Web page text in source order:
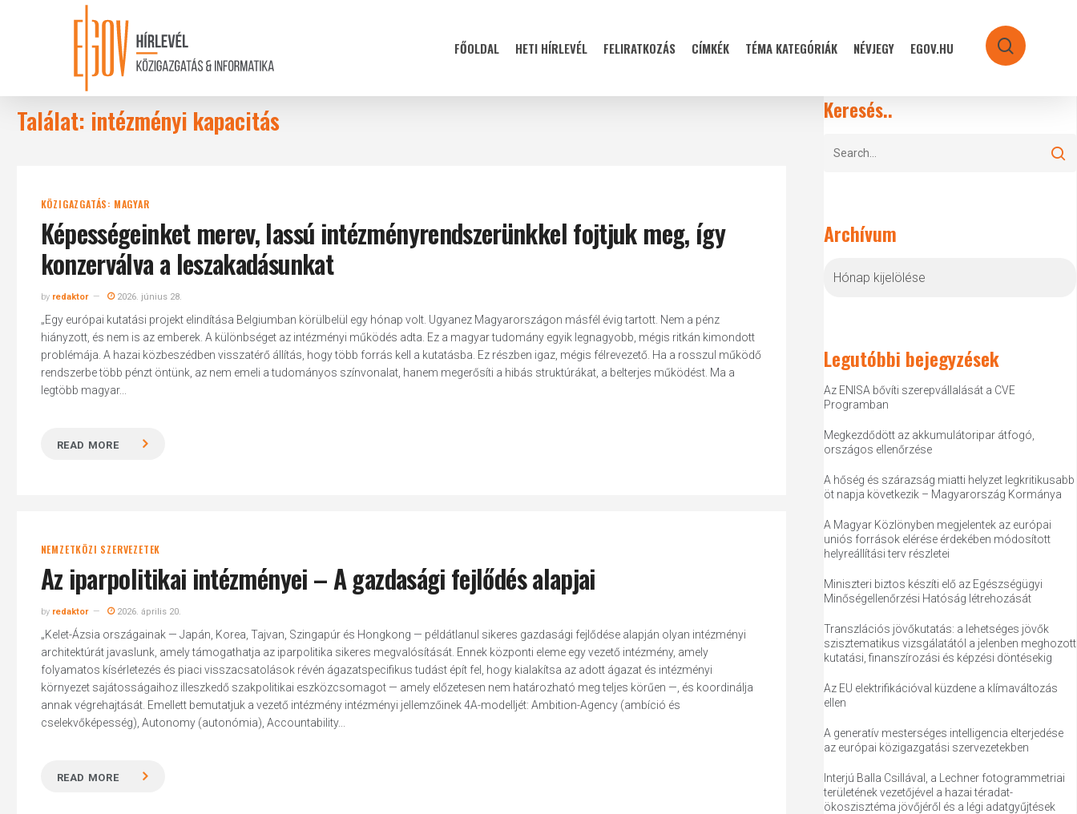
Hit enter to search or ESC to close
FŐOLDAL HETI HÍRLEVÉL FELIRATKOZÁS CÍMKÉK TÉMA KATEGÓRIÁK NÉVJEGY EGOV.HU search
Találat: intézményi kapacitás
KÖZIGAZGATÁS: MAGYAR
Képességeinket merev, lassú intézményrendszerünkkel fojtjuk meg, így
konzerválva a leszakadásunkat
by redaktor 2026. június 28.
„Egy európai kutatási projekt elindítása Belgiumban körülbelül egy hónap volt. Ugyanez Magyarországon másfél évig tartott. Nem a pénz
hiányzott, és nem is az emberek. A különbséget az intézményi működés adta. Ez a magyar tudomány egyik legnagyobb, mégis ritkán kimondott
problémája. A hazai közbeszédben visszatérő állítás, hogy több forrás kell a kutatásba. Ez részben igaz, mégis félrevezető. Ha a rosszul működő
rendszerbe több pénzt öntünk, az nem emeli a tudományos színvonalat, hanem megerősíti a hibás struktúrákat, a belterjes működést. Ma a
legtöbb magyar...
READ MORE
NEMZETKÖZI SZERVEZETEK
Az iparpolitikai intézményei – A gazdasági fejlődés alapjai
by redaktor 2026. április 20.
„Kelet-Ázsia országainak — Japán, Korea, Tajvan, Szingapúr és Hongkong — példátlanul sikeres gazdasági fejlődése alapján olyan intézményi
architektúrát javaslunk, amely támogathatja az iparpolitika sikeres megvalósítását. Ennek központi eleme egy vezető intézmény, amely
folyamatos kísérletezés és piaci visszacsatolások révén ágazatspecifikus tudást épít fel, hogy kialakítsa az adott ágazat és intézményi
környezet sajátosságaihoz illeszkedő szakpolitikai eszközcsomagot — amely előzetesen nem határozható meg teljes körűen —, és koordinálja
annak végrehajtását. Emellett bemutatjuk a vezető intézmény intézményi jellemzőinek 4A-modelljét: Ambition-Agency (ambíció és
cselekvőképesség), Autonomy (autonómia), Accountability...
READ MORE
Keresés..
Archívum
Legutóbbi bejegyzések
Az ENISA bővíti szerepvállalását a CVE
Programban
Megkezdődött az akkumulátoripar átfogó,
országos ellenőrzése
A hőség és szárazság miatti helyzet legkritikusabb
öt napja következik – Magyarország Kormánya
A Magyar Közlönyben megjelentek az európai
uniós források elérése érdekében módosított
helyreállítási terv részletei
Miniszteri biztos készíti elő az Egészségügyi
Minőségellenőrzési Hatóság létrehozását
Transzlációs jövőkutatás: a lehetséges jövők
szisztematikus vizsgálatától a jelenben meghozott
kutatási, finanszírozási és képzési döntésekig
Az EU elektrifikációval küzdene a klímaváltozás
ellen
A generatív mesterséges intelligencia elterjedése
az európai közigazgatási szervezetekben
Interjú Balla Csillával, a Lechner fotogrammetriai
területének vezetőjével a hazai téradat-
ökoszisztéma jövőjéről és a légi adatgyűjtések